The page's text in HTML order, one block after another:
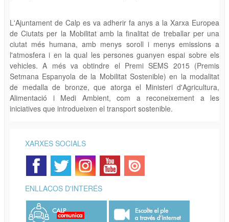
L'Ajuntament de Calp es va adherir fa anys a la Xarxa Europea
de Ciutats per la Mobilitat amb la finalitat de treballar per una
ciutat més humana, amb menys soroll i menys emissions a
l'atmosfera i en la qual les persones guanyen espai sobre els
vehicles. A més va obtindre el Premi SEMS 2015 (Premis
Setmana Espanyola de la Mobilitat Sostenible) en la modalitat
de medalla de bronze, que atorga el Ministeri d'Agricultura,
Alimentació i Medi Ambient, com a reconeixement a les
iniciatives que introdueixen el transport sostenible.
XARXES SOCIALS
ENLLAÇOS D'INTERÉS